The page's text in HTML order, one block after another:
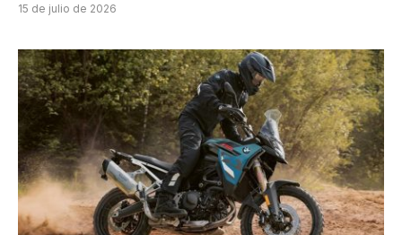
15 de julio de 2026